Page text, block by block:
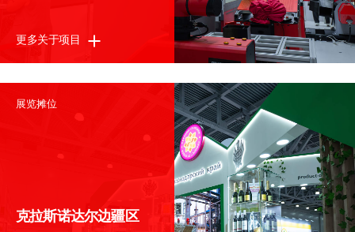
更多关于项目
展览摊位
克拉斯诺达尔边疆区